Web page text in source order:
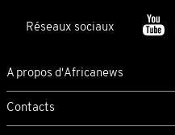
Réseaux sociaux
A propos d'Africanews
Contacts